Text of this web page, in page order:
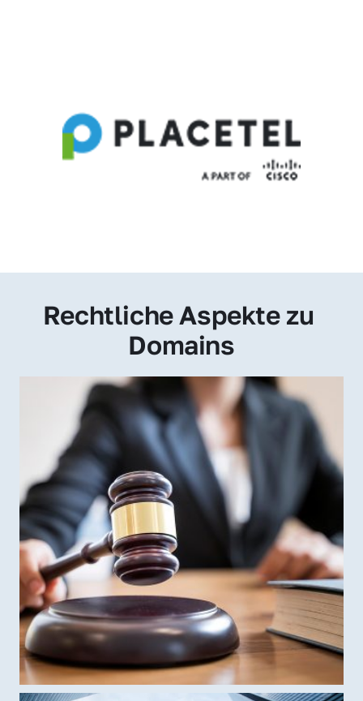
Rechtliche Aspekte zu
Domains